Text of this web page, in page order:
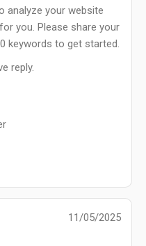
analyze your website
you. Please share your
keywords to get started.
reply.
11/05/2025